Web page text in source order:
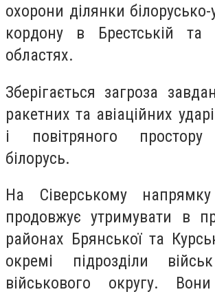
охорони ділянки білорусько-
кордону в Брестській та
областях.
Зберігається загроза
ракетних та авіаційних
і повітряного простору
білорусь.
На Сіверському
продовжує утримувати в
районах Брянської та
окремі підрозділи
військового округу.